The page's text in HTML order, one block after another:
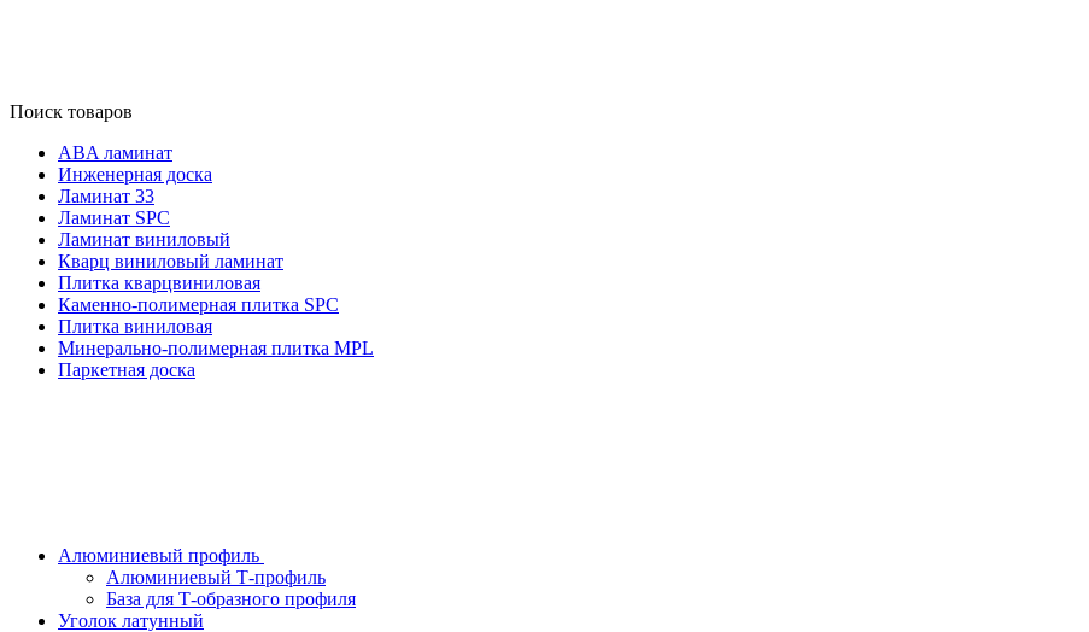
Поиск товаров
ABA ламинат
Инженерная доска
Ламинат 33
Ламинат SPC
Ламинат виниловый
Кварц виниловый ламинат
Плитка кварцвиниловая
Каменно-полимерная плитка SPC
Плитка виниловая
Минерально-полимерная плитка MPL
Паркетная доска
Алюминиевый профиль
Алюминиевый Т-профиль
База для Т-образного профиля
Уголок латунный